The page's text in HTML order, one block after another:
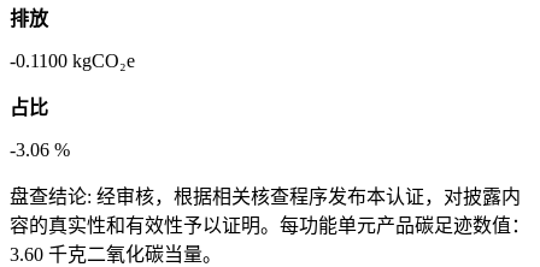
排放
-0.1100 kgCO₂e
占比
-3.06 %
盘查结论: 经审核，根据相关核查程序发布本认证，对披露内
容的真实性和有效性予以证明。每功能单元产品碳足迹数值：
3.60 千克二氧化碳当量。